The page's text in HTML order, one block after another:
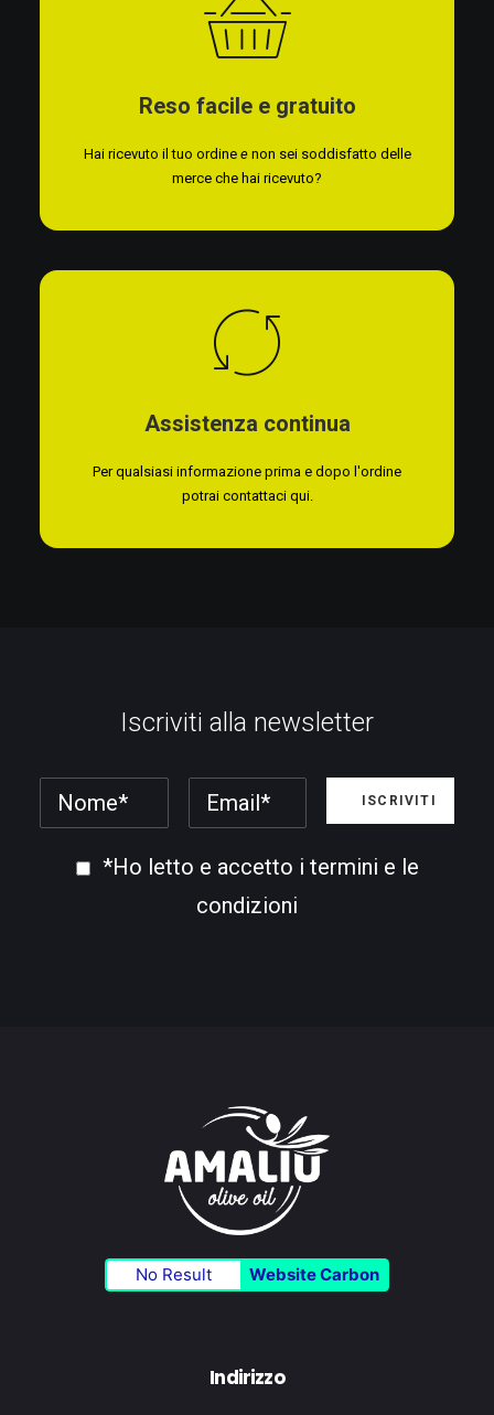
Reso facile e gratuito
Hai ricevuto il tuo ordine enon sei soddisfatto delle
merce che hai ricevuto?
Assistenza continua
Per qualsiasi informazione prima e dopo l'ordine
potrai contattaci qui.
Iscriviti alla newsletter
*Ho letto e accetto i termini e le
condizioni
No Result Website Carbon
Indirizzo